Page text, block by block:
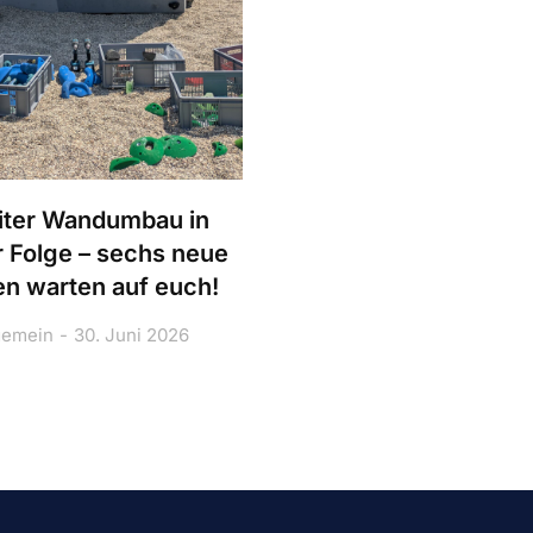
Wandumbau in
Folge – sechs neue
warten auf euch!
30. Juni 2026